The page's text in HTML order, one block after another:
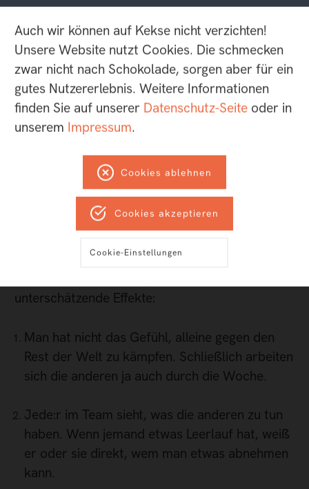
Also noch ein weiterer Tipp aus dem Hause
helllicht. Schließlich sagt man uns gute
Stimmung und Teamgeist nach.
5. Transparenz
gesprochen. Bei dieser hilft übrigens
Transparenz. Wir listen zum Beispiel alle
Aufgaben für die aktuelle Woche auf einer
kleinen internen Website (Daten kommen aus
Kolleg:innen schon erledigt haben und was noch
unterschätzende Effekte:
Man hat nicht das Gefühl, alleine gegen den
Rest der Welt zu kämpfen. Schließlich arbeiten
sich die anderen ja auch durch die Woche.
Jede:r im Team sieht, was die anderen zu tun
haben. Wenn jemand etwas Leerlauf hat, weiß
er oder sie direkt, wem man etwas abnehmen
kann.
Auch wir können auf Kekse nicht verzichten!
Unsere Website nutzt Cookies. Die schmecken
zwar nicht nach Schokolade, sorgen aber für ein
gutes Nutzererlebnis. Weitere Informationen
finden Sie auf unserer Datenschutz-Seite oder in
unserem Impressum.
Cookies ablehnen
Cookies akzeptieren
Cookie-Einstellungen